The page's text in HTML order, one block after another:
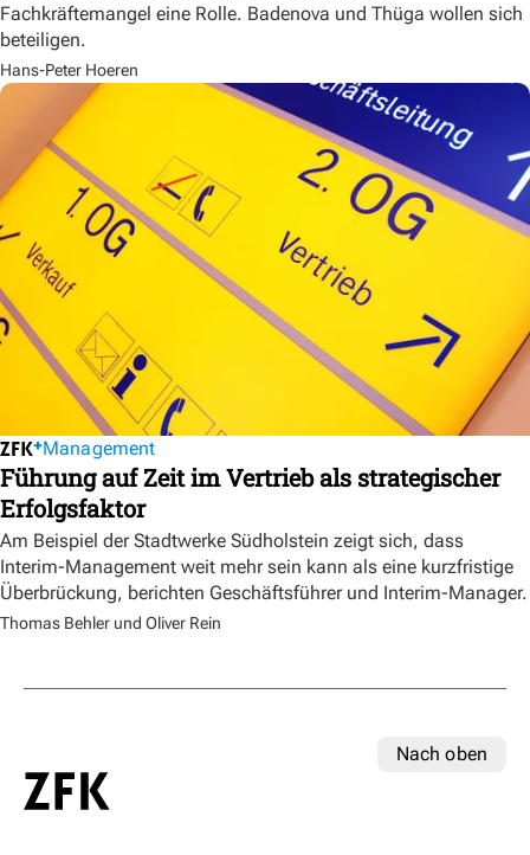
Fachkräftemangel eine Rolle. Badenova und Thüga wollen sich
beteiligen.
Hans-Peter Hoeren
Management
Führung auf Zeit im Vertrieb als strategischer
Erfolgsfaktor
Am Beispiel der Stadtwerke Südholstein zeigt sich, dass
Interim-Management weit mehr sein kann als eine kurzfristige
Überbrückung, berichten Geschäftsführer und Interim-Manager.
Thomas Behler und Oliver Rein
Nach oben